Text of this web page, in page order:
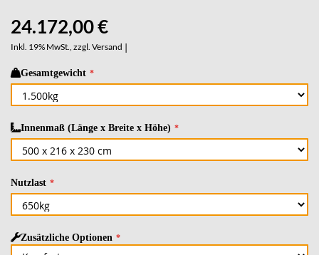
24.172,00 €
Inkl. 19% MwSt., zzgl. Versand |
Gesamtgewicht
Innenmaß (Länge x Breite x Höhe)
Nutzlast
Zusätzliche Optionen